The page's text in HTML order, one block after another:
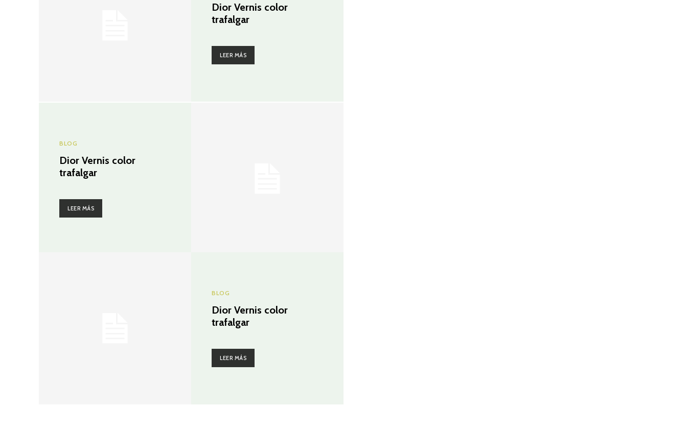
Dior Vernis color
trafalgar
LEER MÁS
BLOG
Dior Vernis color
trafalgar
LEER MÁS
BLOG
Dior Vernis color
trafalgar
LEER MÁS